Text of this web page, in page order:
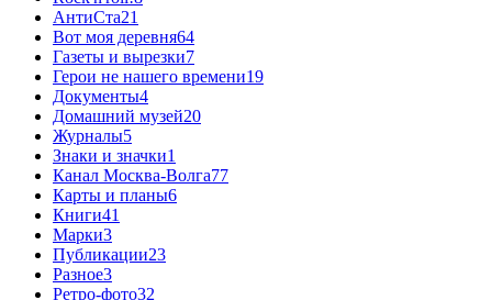
АнтиСта21
Вот моя деревня64
Газеты и вырезки7
Герои не нашего времени19
Документы4
Домашний музей20
Журналы5
Знаки и значки1
Канал Москва-Волга77
Карты и планы6
Книги41
Марки3
Публикации23
Разное3
Ретро-фото32